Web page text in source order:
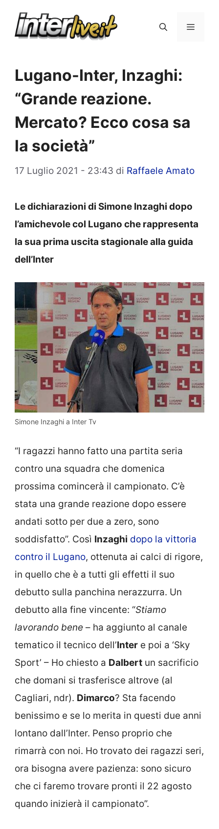
Menu
Lugano-Inter, Inzaghi:
“Grande reazione.
Mercato? Ecco cosa sa
la società”
17 Luglio 2021 - 23:43 di Raffaele Amato
Le dichiarazioni di Simone Inzaghi dopo
l’amichevole col Lugano che rappresenta
la sua prima uscita stagionale alla guida
dell’Inter
Simone Inzaghi a Inter Tv
“I ragazzi hanno fatto una partita seria
contro una squadra che domenica
prossima comincerà il campionato. C’è
stata una grande reazione dopo essere
andati sotto per due a zero, sono
soddisfatto”. Così Inzaghi dopo la vittoria
contro il Lugano, ottenuta ai calci di rigore,
in quello che è a tutti gli effetti il suo
debutto sulla panchina nerazzurra. Un
debutto alla fine vincente: “Stiamo
lavorando bene – ha aggiunto al canale
tematico il tecnico dell’Inter e poi a ‘Sky
Sport’ – Ho chiesto a Dalbert un sacrificio
che domani si trasferisce altrove (al
Cagliari, ndr). Dimarco? Sta facendo
benissimo e se lo merita in questi due anni
lontano dall’Inter. Penso proprio che
rimarrà con noi. Ho trovato dei ragazzi seri,
ora bisogna avere pazienza: sono sicuro
che ci faremo trovare pronti il 22 agosto
quando inizierà il campionato”.